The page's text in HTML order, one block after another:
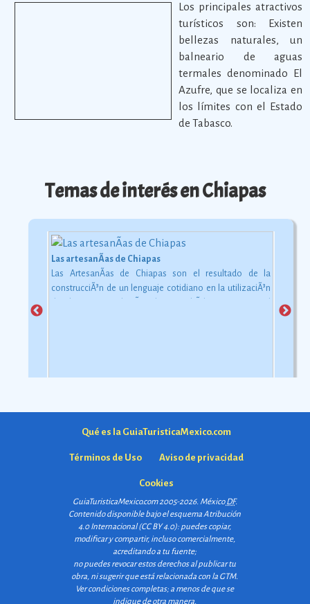
Los principales atractivos
turísticos son: Existen
bellezas naturales, un
balneario de aguas
termales denominado El
Azufre, que se localiza en
los límites con el Estado
de Tabasco.
Temas de interés en Chiapas
Las artesanÃ­as de Chiapas
Las ArtesanÃ­as de Chiapas son el resultado de la
construcciÃ³n de un lenguaje cotidiano en la utilizaciÃ³n
Qué es la GuiaTuristicaMexico.com
Términos de Uso Aviso de privacidad
Cookies
GuiaTuristicaMexico.com 2005-2026. MéxicoDF.
Contenido disponible bajo el esquemaAtribución
4.0 Internacional (CC BY 4.0): puedes copiar,
modificar y compartir, incluso comercialmente,
acreditando a tu fuente;
no puedes revocar estos derechos al publicar tu
obra, ni sugerir que está relacionada con la GTM.
Ver condiciones completas; a menos de que se
indique de otra manera.